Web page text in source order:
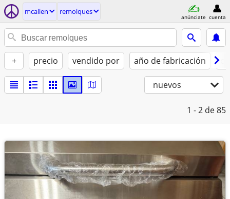
mcallen remolques
anúnciate cuenta
+ precio vendido por año de fabricación
nuevos
1 - 2 de 85